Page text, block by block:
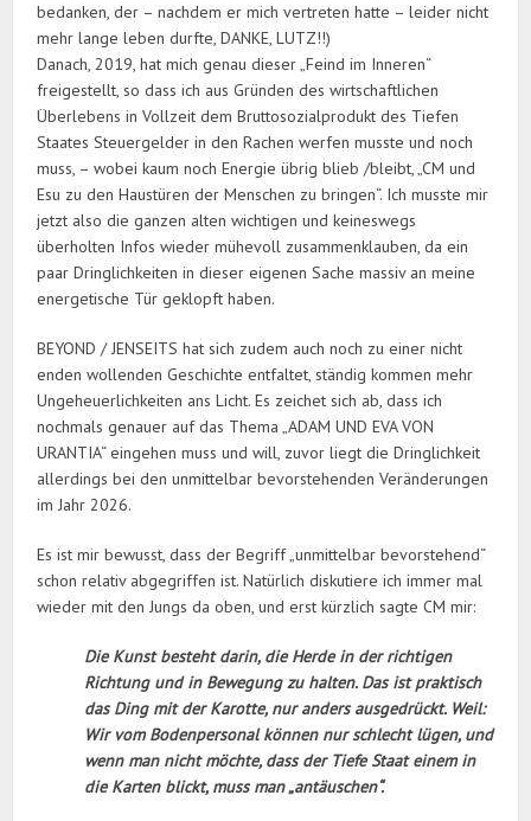
bedanken, der – nachdem er mich vertreten hatte – leider nicht
mehr lange leben durfte, DANKE, LUTZ!!)
Danach, 2019, hat mich genau dieser „Feind im Inneren“
freigestellt, so dass ich aus Gründen des wirtschaftlichen
Überlebens in Vollzeit dem Bruttosozialprodukt des Tiefen
Staates Steuergelder in den Rachen werfen musste und noch
muss, – wobei kaum noch Energie übrig blieb /bleibt, „CM und
Esu zu den Haustüren der Menschen zu bringen“. Ich musste mir
jetzt also die ganzen alten wichtigen und keineswegs
überholten Infos wieder mühevoll zusammenklauben, da ein
paar Dringlichkeiten in dieser eigenen Sache massiv an meine
energetische Tür geklopft haben.
BEYOND / JENSEITS hat sich zudem auch noch zu einer nicht
enden wollenden Geschichte entfaltet, ständig kommen mehr
Ungeheuerlichkeiten ans Licht. Es zeichet sich ab, dass ich
nochmals genauer auf das Thema „ADAM UND EVA VON
URANTIA“ eingehen muss und will, zuvor liegt die Dringlichkeit
allerdings bei den unmittelbar bevorstehenden Veränderungen
im Jahr 2026.
Es ist mir bewusst, dass der Begriff „unmittelbar bevorstehend“
schon relativ abgegriffen ist. Natürlich diskutiere ich immer mal
wieder mit den Jungs da oben, und erst kürzlich sagte CM mir:
Die Kunst besteht darin, die Herde in der richtigen
Richtung und in Bewegung zu halten. Das ist praktisch
das Ding mit der Karotte, nur anders ausgedrückt. Weil:
Wir vom Bodenpersonal können nur schlecht lügen, und
wenn man nicht möchte, dass der Tiefe Staat einem in
die Karten blickt, muss man „antäuschen“.